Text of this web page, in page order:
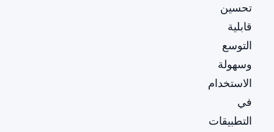
تحسين
قابلية
التوسع
وسهولة
الاستخدام
في
التطبيقات